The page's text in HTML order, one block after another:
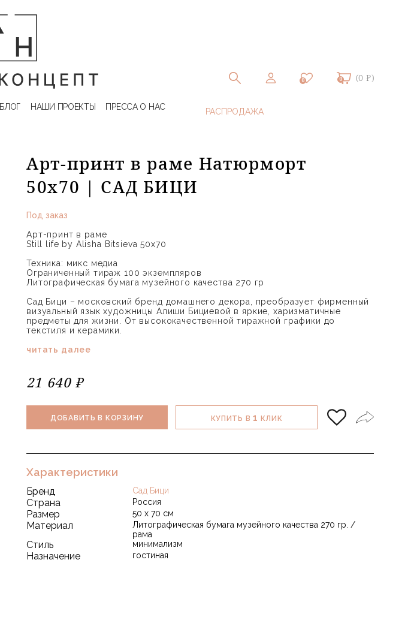
0 0 (0 ₽)
БЛОГ НАШИ ПРОЕКТЫ ПРЕССА О НАС
Арт-принт в раме Натюрморт
50x70 | САД БИЦИ
Под заказ
Арт-принт в раме
Still life by Alisha Bitsieva 50x70
Техника: микс медиа
Ограниченный тираж 100 экземпляров
Литографическая бумага музейного качества 270 гр
Сад Бици – московский бренд домашнего декора, преобразует фирменный
визуальный язык художницы Алиши Бициевой в яркие, харизматичные
предметы для жизни. От высококачественной тиражной графики до
текстиля и керамики.
читать далее
21 640 ₽
ДОБАВИТЬ В КОРЗИНУ КУПИТЬ В1 КЛИК
Характеристики
Бренд Сад Бици
Страна Россия
Размер 50 х 70 см
Материал
Литографическая бумага музейного качества 270 гр. /
рама
Стиль минимализм
Назначение гостиная